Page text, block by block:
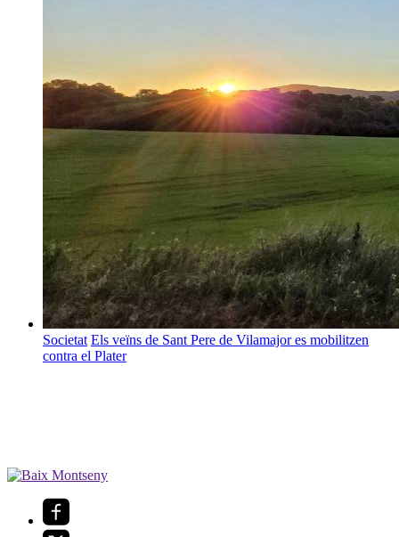
Societat Els veïns de Sant Pere de Vilamajor es mobilitzen
contra el Plater